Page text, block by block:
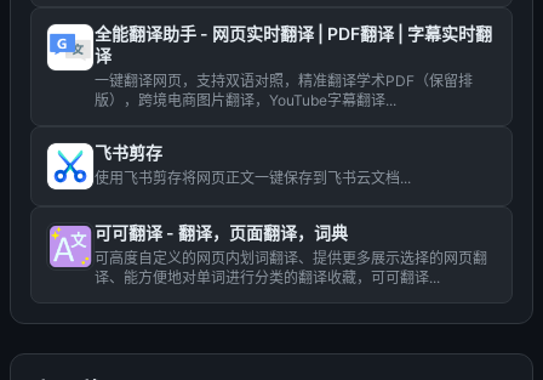
全能翻译助手 - 网页实时翻译 | PDF翻译 | 字幕实时翻
译
一键翻译网页，支持双语对照，精准翻译学术PDF（保留排
版），跨境电商图片翻译，YouTube字幕翻译...
飞书剪存
使用飞书剪存将网页正文一键保存到飞书云文档...
可可翻译 - 翻译，页面翻译，词典
可高度自定义的网页内划词翻译、提供更多展示选择的网页翻
译、能方便地对单词进行分类的翻译收藏，可可翻译...